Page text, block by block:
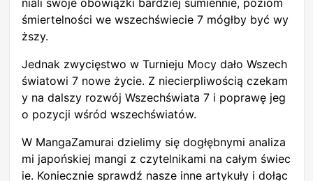
niali swoje obowiązki bardziej sumiennie, poziom
śmiertelności we wszechświecie 7 mógłby być wy
ższy.
Jednak zwycięstwo w Turnieju Mocy dało Wszech
światowi 7 nowe życie. Z niecierpliwością czekam
y na dalszy rozwój Wszechświata 7 i poprawę jeg
o pozycji wśród wszechświatów.
W MangaZamurai dzielimy się dogłębnymi analiza
mi japońskiej mangi z czytelnikami na całym świec
ie. Koniecznie sprawdź nasze inne artykuły i dołąc